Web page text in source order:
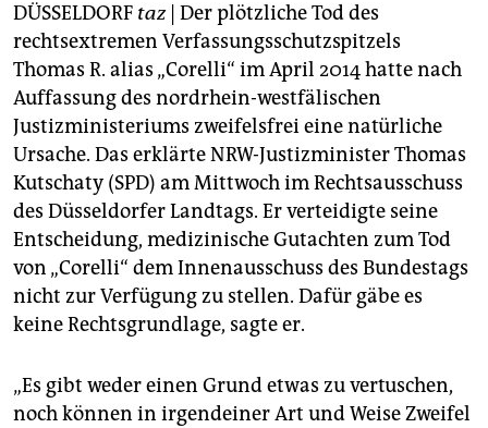
unterstützen
abo
genossenschaft
epaper login
DÜSSELDORF taz | Der plötzliche Tod des
rechtsextremen Verfassungsschutzspitzels
Thomas R. alias „Corelli“ im April 2014 hatte nach
Auffassung des nordrhein-westfälischen
Justizministeriums zweifelsfrei eine natürliche
Ursache. Das erklärte NRW-Justizminister Thomas
Kutschaty (SPD) am Mittwoch im Rechtsausschuss
des Düsseldorfer Landtags. Er verteidigte seine
Entscheidung, medizinische Gutachten zum Tod
von „Corelli“ dem Innenausschuss des Bundestags
nicht zur Verfügung zu stellen. Dafür gäbe es
keine Rechtsgrundlage, sagte er.
„Es gibt weder einen Grund etwas zu vertuschen,
noch können in irgendeiner Art und Weise Zweifel